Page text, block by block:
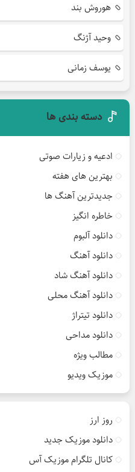
هوروش بند
وحید آژنگ
یوسف زمانی
دسته بندی ها
ادعیه و زیارات صوتی
بهترین های هفته
جدیدترین آهنگ ها
خاطره انگیز
دانلود آلبوم
دانلود آهنگ
دانلود آهنگ شاد
دانلود آهنگ محلی
دانلود تیتراژ
دانلود مداحی
مطالب ویژه
موزیک ویدیو
روز ارز
دانلود موزیک جدید
کانال تلگرام موزیک آس